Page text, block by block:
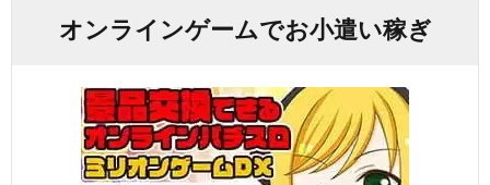
オンラインゲームでお小遣い稼ぎ